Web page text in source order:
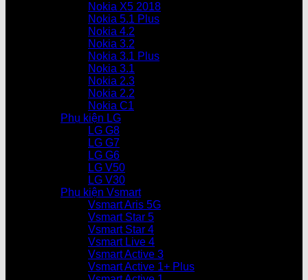
Nokia X5 2018
Nokia 5.1 Plus
Nokia 4.2
Nokia 3.2
Nokia 3.1 Plus
Nokia 3.1
Nokia 2.3
Nokia 2.2
Nokia C1
Phụ kiện LG
LG G8
LG G7
LG G6
LG V50
LG V30
Phụ kiện Vsmart
Vsmart Aris 5G
Vsmart Star 5
Vsmart Star 4
Vsmart Live 4
Vsmart Active 3
Vsmart Active 1+ Plus